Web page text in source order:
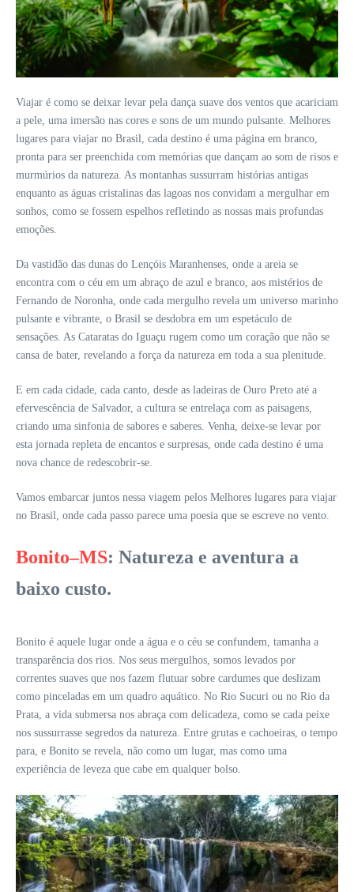
Viajar é como se deixar levar pela dança suave dos ventos que acariciam
a pele, uma imersão nas cores e sons de um mundo pulsante. Melhores
lugares para viajar no Brasil, cada destino é uma página em branco,
pronta para ser preenchida com memórias que dançam ao som de risos e
murmúrios da natureza. As montanhas sussurram histórias antigas
enquanto as águas cristalinas das lagoas nos convidam a mergulhar em
sonhos, como se fossem espelhos refletindo as nossas mais profundas
emoções.
Da vastidão das dunas do Lençóis Maranhenses, onde a areia se
encontra com o céu em um abraço de azul e branco, aos mistérios de
Fernando de Noronha, onde cada mergulho revela um universo marinho
pulsante e vibrante, o Brasil se desdobra em um espetáculo de
sensações. As Cataratas do Iguaçu rugem como um coração que não se
cansa de bater, revelando a força da natureza em toda a sua plenitude.
E em cada cidade, cada canto, desde as ladeiras de Ouro Preto até a
efervescência de Salvador, a cultura se entrelaça com as paisagens,
criando uma sinfonia de sabores e saberes. Venha, deixe-se levar por
esta jornada repleta de encantos e surpresas, onde cada destino é uma
nova chance de redescobrir-se.
Vamos embarcar juntos nessa viagem pelos Melhores lugares para viajar
no Brasil, onde cada passo parece uma poesia que se escreve no vento.
Bonito–MS: Natureza e aventura a
baixo custo.
Bonito é aquele lugar onde a água e o céu se confundem, tamanha a
transparência dos rios. Nos seus mergulhos, somos levados por
correntes suaves que nos fazem flutuar sobre cardumes que deslizam
como pinceladas em um quadro aquático. No Rio Sucuri ou no Rio da
Prata, a vida submersa nos abraça com delicadeza, como se cada peixe
nos sussurrasse segredos da natureza. Entre grutas e cachoeiras, o tempo
para, e Bonito se revela, não como um lugar, mas como uma
experiência de leveza que cabe em qualquer bolso.